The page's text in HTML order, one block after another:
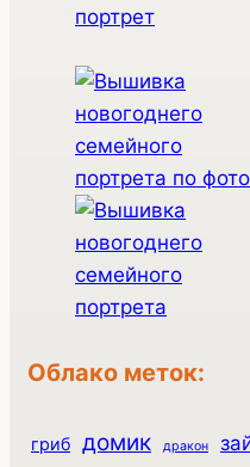
Облако меток:
гриб домик дракон